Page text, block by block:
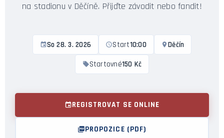
na stadionu v Děčíně. Přijďte závodit nebo fandit!
So 28. 3. 2026 Start10:00 Děčín
Startovné150 Kč
REGISTROVAT SE ONLINE
PROPOZICE (PDF)